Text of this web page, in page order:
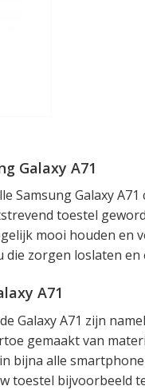
Galaxy A71
Samsung Galaxy
toestel
mooi houden en
die zorgen loslaten
A71
Galaxy A71 zijn
gemaakt van
bijna alle
toestel bijvoorbeeld